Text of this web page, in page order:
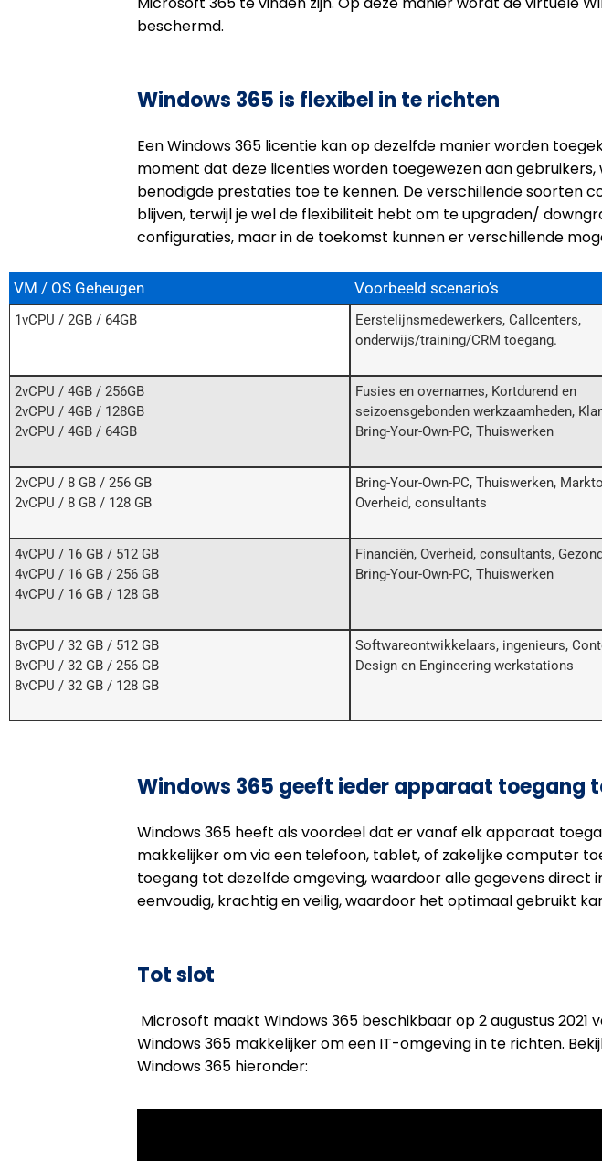
beschermd.
Windows 365 is flexibel in te richten
Een Windows 365 licentie kan op dezelfde manier worden
moment dat deze licenties worden toegewezen aan
benodigde prestaties toe te kennen. De verschillende soorten
blijven, terwijl je wel de flexibiliteit hebt om te upgraden/
configuraties, maar in de toekomst kunnen er verschillende
VM / OS Geheugen Voorbeeld scenario’s
1vCPU / 2GB / 64GB
Eerstelijnsmedewerkers, Callcenters,
onderwijs/training/CRM toegang.
2vCPU / 4GB / 256GB
2vCPU / 4GB / 128GB
2vCPU / 4GB / 64GB
Fusies en overnames, Kortdurend en
seizoensgebonden werkzaamheden,
Bring-Your-Own-PC, Thuiswerken
2vCPU / 8 GB / 256 GB
2vCPU / 8 GB / 128 GB
Bring-Your-Own-PC, Thuiswerken,
Overheid, consultants
4vCPU / 16 GB / 512 GB
4vCPU / 16 GB / 256 GB
4vCPU / 16 GB / 128 GB
Financiën, Overheid, consultants,
Bring-Your-Own-PC, Thuiswerken
8vCPU / 32 GB / 512 GB
8vCPU / 32 GB / 256 GB
8vCPU / 32 GB / 128 GB
Softwareontwikkelaars, ingenieurs,
Design en Engineering werkstations
Windows 365 geeft ieder apparaat toegang
Windows 365 heeft als voordeel dat er vanaf elk apparaat
makkelijker om via een telefoon, tablet, of zakelijke computer
toegang tot dezelfde omgeving, waardoor alle gegevens direct
eenvoudig, krachtig en veilig, waardoor het optimaal gebruikt
Tot slot
Microsoft maakt Windows 365 beschikbaar op 2 augustus 2021
Windows 365 makkelijker om een IT-omgeving in te richten.
Windows 365 hieronder: